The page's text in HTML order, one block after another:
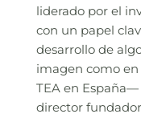
liderado por el
con un papel
desarrollo de
imagen como
TEA en España—
director